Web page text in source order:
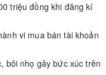
triệu đồng khi đăng kí
vi mua bán tài khoản
bôi nhọ gây bức xúc trên